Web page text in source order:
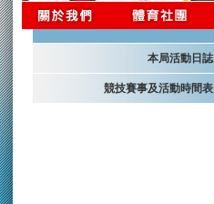
本局活動日誌
競技賽事及活動時間表